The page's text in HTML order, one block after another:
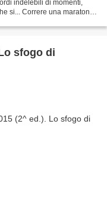
indelebili di momenti,
si... Correre una maratona
sfogo di